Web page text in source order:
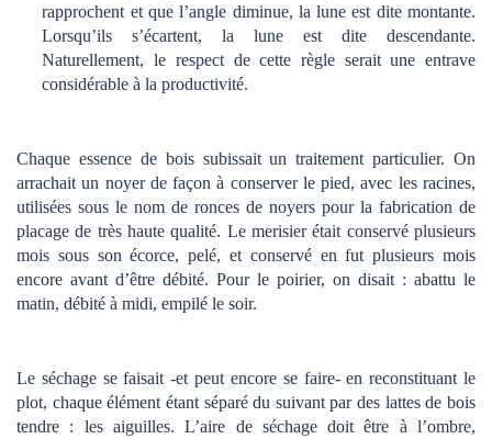
rapprochent et que l’angle diminue, la lune est dite montante.
Lorsqu’ils s’écartent, la lune est dite descendante.
Naturellement, le respect de cette règle serait une entrave
considérable à la productivité.
Chaque essence de bois subissait un traitement particulier. On
arrachait un noyer de façon à conserver le pied, avec les racines,
utilisées sous le nom de ronces de noyers pour la fabrication de
placage de très haute qualité. Le merisier était conservé plusieurs
mois sous son écorce, pelé, et conservé en fut plusieurs mois
encore avant d’être débité. Pour le poirier, on disait : abattu le
matin, débité à midi, empilé le soir.
Le séchage se faisait -et peut encore se faire- en reconstituant le
plot, chaque élément étant séparé du suivant par des lattes de bois
tendre : les aiguilles. L’aire de séchage doit être à l’ombre,